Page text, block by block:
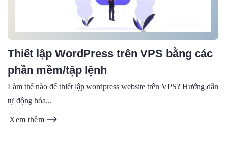
Thiết lập WordPress trên VPS bằng các
phần mềm/tập lệnh
Làm thế nào để thiết lập wordpress website trên VPS? Hướng dẫn
tự động hóa...
Xem thêm